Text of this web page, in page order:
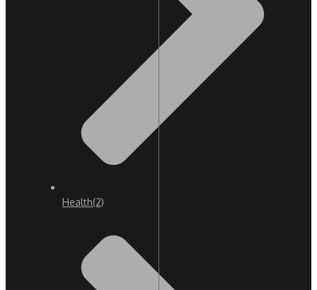
Health(2)